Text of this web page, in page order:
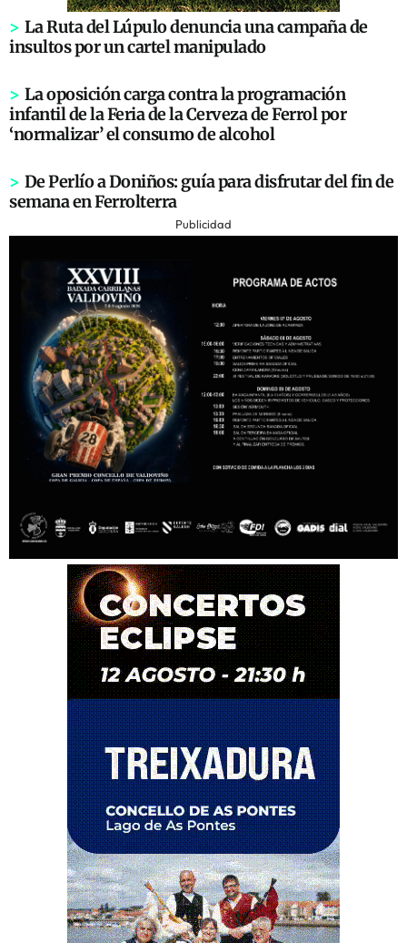
> La Ruta del Lúpulo denuncia una campaña de
insultos por un cartel manipulado
> La oposición carga contra la programación
infantil de la Feria de la Cerveza de Ferrol por
‘normalizar’ el consumo de alcohol
> De Perlío a Doniños: guía para disfrutar del fin de
semana en Ferrolterra
Publicidad